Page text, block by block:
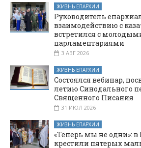
ЖИЗНЬ ЕПАРХИИ
Руководитель
взаимодействию с
встретился с
парламентариями
3 АВГ 2026
ЖИЗНЬ ЕПАРХИИ
Состоялся вебинар,
летию Синодального
Священного Писания
31 ИЮЛ 2026
ЖИЗНЬ ЕПАРХИИ
«Теперь мы не одни»:
крестили пятерых